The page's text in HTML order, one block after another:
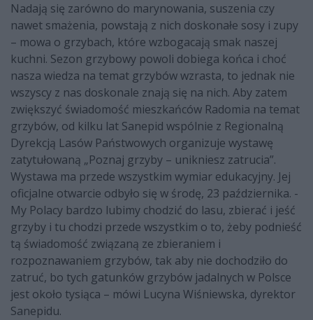
Nadają się zarówno do marynowania, suszenia czy
nawet smażenia, powstają z nich doskonałe sosy i zupy
– mowa o grzybach, które wzbogacają smak naszej
kuchni. Sezon grzybowy powoli dobiega końca i choć
nasza wiedza na temat grzybów wzrasta, to jednak nie
wszyscy z nas doskonale znają się na nich. Aby zatem
zwiększyć świadomość mieszkańców Radomia na temat
grzybów, od kilku lat Sanepid wspólnie z Regionalną
Dyrekcją Lasów Państwowych organizuje wystawę
zatytułowaną „Poznaj grzyby – unikniesz zatrucia”.
Wystawa ma przede wszystkim wymiar edukacyjny. Jej
oficjalne otwarcie odbyło się w środę, 23 października. -
My Polacy bardzo lubimy chodzić do lasu, zbierać i jeść
grzyby i tu chodzi przede wszystkim o to, żeby podnieść
tą świadomość związaną ze zbieraniem i
rozpoznawaniem grzybów, tak aby nie dochodziło do
zatruć, bo tych gatunków grzybów jadalnych w Polsce
jest około tysiąca – mówi Lucyna Wiśniewska, dyrektor
Sanepidu.